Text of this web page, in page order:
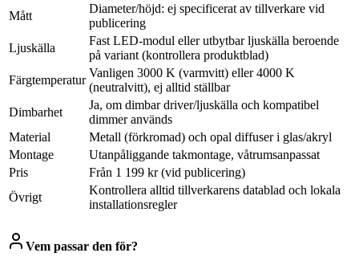
Mått
Diameter/höjd: ej specificerat av tillverkare vid
publicering
Ljuskälla
Fast LED-modul eller utbytbar ljuskälla beroende
på variant (kontrollera produktblad)
Färgtemperatur
Vanligen 3000 K (varmvitt) eller 4000 K
(neutralvitt), ej alltid ställbar
Dimbarhet
Ja, om dimbar driver/ljuskälla och kompatibel
dimmer används
Material
Metall (förkromad) och opal diffuser i glas/akryl
Montage
Utanpåliggande takmontage, våtrumsanpassat
Pris
Från 1 199 kr (vid publicering)
Övrigt
Kontrollera alltid tillverkarens datablad och lokala
installationsregler
Vem passar den för?